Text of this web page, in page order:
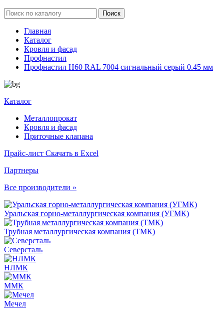
Главная
Каталог
Кровля и фасад
Профнастил
Профнастил Н60 RAL 7004 сигнальный серый 0.45 мм
Каталог
Металлопрокат
Кровля и фасад
Приточные клапана
Прайс-лист Скачать в Excel
Партнеры
Все производители »
Уральская горно-металлургическая компания (УГМК)
Трубная металлургическая компания (ТМК)
Северсталь
НЛМК
ММК
Мечел